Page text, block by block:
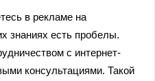
в рекламе на
знаниях есть пробелы.
с интернет-
консультациями. Такой